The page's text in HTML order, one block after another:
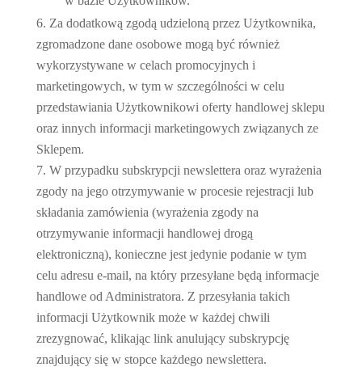
Za dodatkową zgodą udzieloną przez Użytkownika,
zgromadzone dane osobowe mogą być również
wykorzystywane w celach promocyjnych i
marketingowych, w tym w szczególności w celu
przedstawiania Użytkownikowi oferty handlowej sklepu
oraz innych informacji marketingowych związanych ze
Sklepem.
W przypadku subskrypcji newslettera oraz wyrażenia
zgody na jego otrzymywanie w procesie rejestracji lub
składania zamówienia (wyrażenia zgody na
otrzymywanie informacji handlowej drogą
elektroniczną), konieczne jest jedynie podanie w tym
celu adresu e-mail, na który przesyłane będą informacje
handlowe od Administratora. Z przesyłania takich
informacji Użytkownik może w każdej chwili
zrezygnować, klikając link anulujący subskrypcję
znajdujący się w stopce każdego newslettera.